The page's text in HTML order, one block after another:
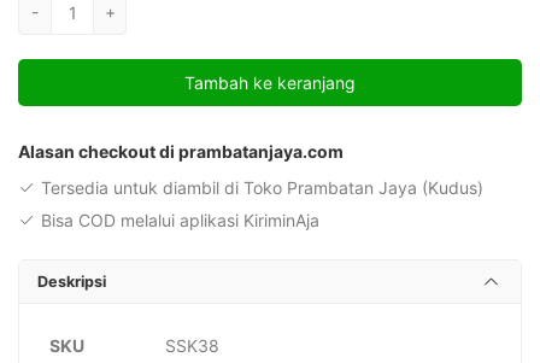
-
Ultimate
Dashboard
+
Tambah ke keranjang
Alasan checkout di prambatanjaya.com
Tersedia untuk diambil di Toko Prambatan Jaya (Kudus)
Bisa COD melalui aplikasi KiriminAja
Deskripsi
SKU SSK38